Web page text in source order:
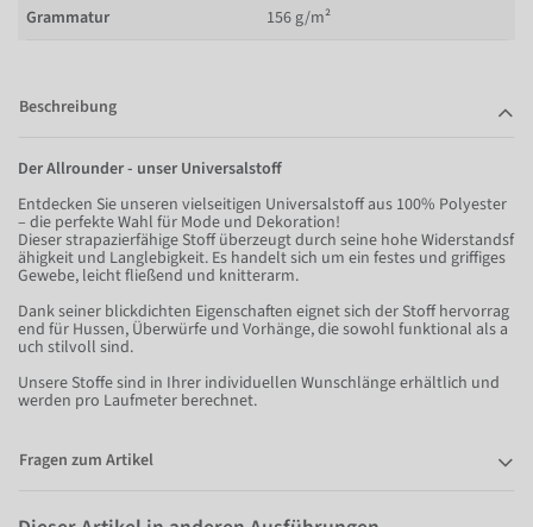
Grammatur
156 g/m²
Beschreibung
Der Allrounder - unser Universalstoff
Entdecken Sie unseren vielseitigen Universalstoff aus 100% Polyester
– die perfekte Wahl für Mode und Dekoration!
Dieser strapazierfähige Stoff überzeugt durch seine hohe Widerstandsf
ähigkeit und Langlebigkeit. Es handelt sich um ein festes und griffiges
Gewebe, leicht fließend und knitterarm.
Dank seiner blickdichten Eigenschaften eignet sich der Stoff hervorrag
end für Hussen, Überwürfe und Vorhänge, die sowohl funktional als a
uch stilvoll sind.
Unsere Stoffe sind in Ihrer individuellen Wunschlänge erhältlich und
werden pro Laufmeter berechnet.
Fragen zum Artikel